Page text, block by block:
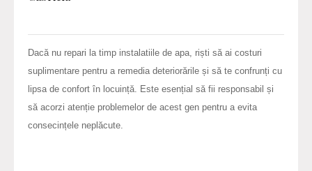
Dacă nu repari la timp instalatiile de apa, riști să ai costuri
suplimentare pentru a remedia deteriorările și să te confrunți cu
lipsa de confort în locuință. Este esențial să fii responsabil și
să acorzi atenție problemelor de acest gen pentru a evita
consecințele neplăcute.